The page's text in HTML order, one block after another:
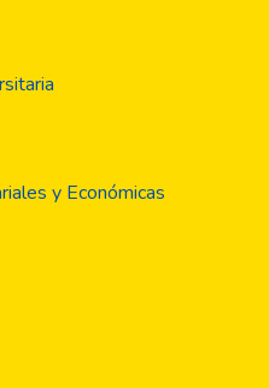
y Económicas